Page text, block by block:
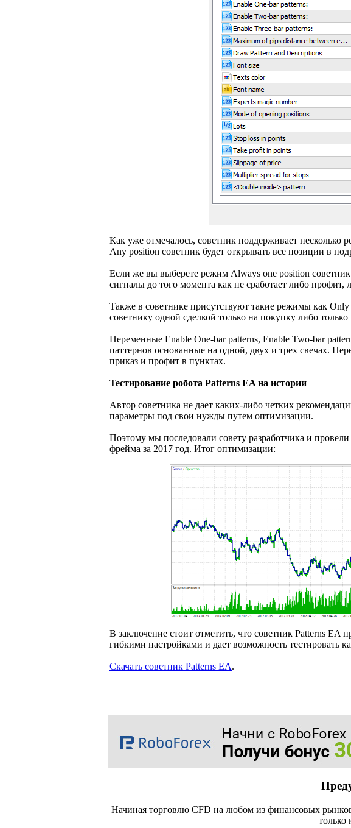
Как уже отмечалось, советник поддерживает
Any position советник будет открывать все позиции в
Если же вы выберете режим Always one position советник
сигналы до того момента как не сработает либо профит,
Также в советнике присутствуют такие режимы как
советнику одной сделкой только на покупку либо
Переменные Enable One-bar patterns, Enable Two-bar
паттернов основанные на одной, двух и трех свечах.
приказ и профит в пунктах.
Тестирование робота Patterns EA на истории
Автор советника не дает каких-либо четких
параметры под свои нужды путем оптимизации.
Поэтому мы последовали совету разработчика и
фрейма за 2017 год. Итог оптимизации:
В заключение стоит отметить, что советник Patterns EA
гибкими настройками и дает возможность тестировать
Скачать советник Patterns EA.
Начиная торговлю CFD на любом из финансовых